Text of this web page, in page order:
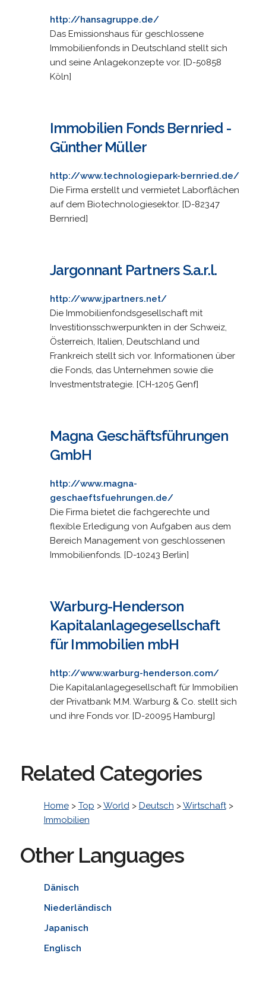
http://hansagruppe.de/
Das Emissionshaus für geschlossene
Immobilienfonds in Deutschland stellt sich
und seine Anlagekonzepte vor. [D-50858
Köln]
Immobilien Fonds Bernried -
Günther Müller
http://www.technologiepark-bernried.de/
Die Firma erstellt und vermietet Laborflächen
auf dem Biotechnologiesektor. [D-82347
Bernried]
Jargonnant Partners S.a.r.l.
http://www.jpartners.net/
Die Immobilienfondsgesellschaft mit
Investitionsschwerpunkten in der Schweiz,
Österreich, Italien, Deutschland und
Frankreich stellt sich vor. Informationen über
die Fonds, das Unternehmen sowie die
Investmentstrategie. [CH-1205 Genf]
Magna Geschäftsführungen
GmbH
http://www.magna-
geschaeftsfuehrungen.de/
Die Firma bietet die fachgerechte und
flexible Erledigung von Aufgaben aus dem
Bereich Management von geschlossenen
Immobilienfonds. [D-10243 Berlin]
Warburg-Henderson
Kapitalanlagegesellschaft
für Immobilien mbH
http://www.warburg-henderson.com/
Die Kapitalanlagegesellschaft für Immobilien
der Privatbank M.M. Warburg & Co. stellt sich
und ihre Fonds vor. [D-20095 Hamburg]
Related Categories
Home> Top >World> Deutsch >Wirtschaft>
Immobilien
Other Languages
Dänisch
Niederländisch
Japanisch
Englisch